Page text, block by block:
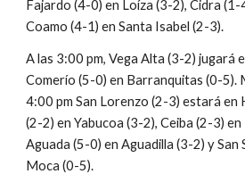
Fajardo (4-0) en Loíza (3-2), Cidra
Coamo (4-1) en Santa Isabel (2-3).
A las 3:00 pm, Vega Alta (3-2) jugará
Comerío (5-0) en Barranquitas (0-5).
4:00 pm San Lorenzo (2-3) estará en
(2-2) en Yabucoa (3-2), Ceiba (2-3)
Aguada (5-0) en Aguadilla (3-2) y San
Moca (0-5).